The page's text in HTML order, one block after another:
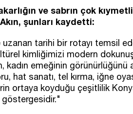
ve sabrın çok
şunları kaydetti:
tarihi bir rotayı temsil
kimliğimizi modern
kadın emeğinin
hat sanatı, tel kırma, iğne
ortaya koyduğu çeşitlilik